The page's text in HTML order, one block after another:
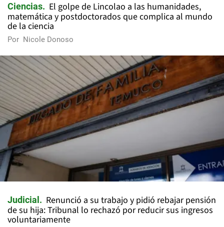
Ciencias
El golpe de Lincolao a las humanidades,
matemática y postdoctorados que complica al mundo
de la ciencia
Por Nicole Donoso
Judicial
Renunció a su trabajo y pidió rebajar pensión
de su hija: Tribunal lo rechazó por reducir sus ingresos
voluntariamente